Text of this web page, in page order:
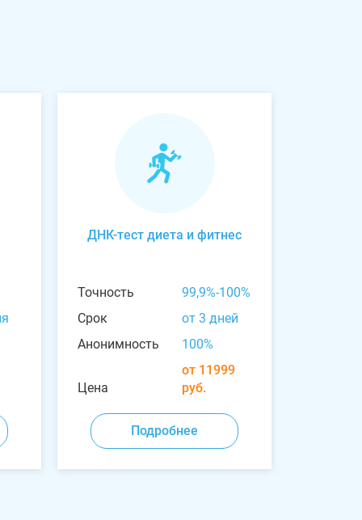
ДНК-тест диета и фитнес
Точность
99,9%-100%
Срок
от 3 дней
Анонимность
100%
Цена
от 11999
руб.
Подробнее